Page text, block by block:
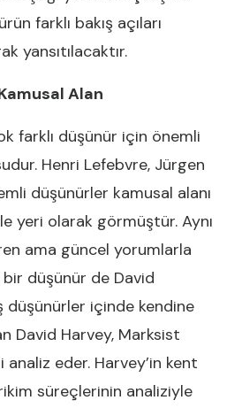
farklı bakış açıları
yansıtılacaktır.
Alan
farklı düşünür için önemli
Henri Lefebvre, Jürgen
düşünürler kamusal alanı
yeri olarak görmüştür. Aynı
ama güncel yorumlarla
düşünür de David
düşünürler içinde kendine
David Harvey, Marksist
analiz eder. Harvey’in kent
süreçlerinin analiziyle